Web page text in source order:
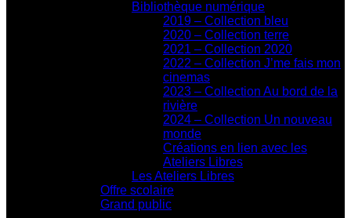
Bibliothèque numérique
2019 – Collection bleu
2020 – Collection terre
2021 – Collection 2020
2022 – Collection J’me fais mon
cinemas
2023 – Collection Au bord de la
rivière
2024 – Collection Un nouveau
monde
Créations en lien avec les
Ateliers Libres
Les Ateliers Libres
Offre scolaire
Grand public